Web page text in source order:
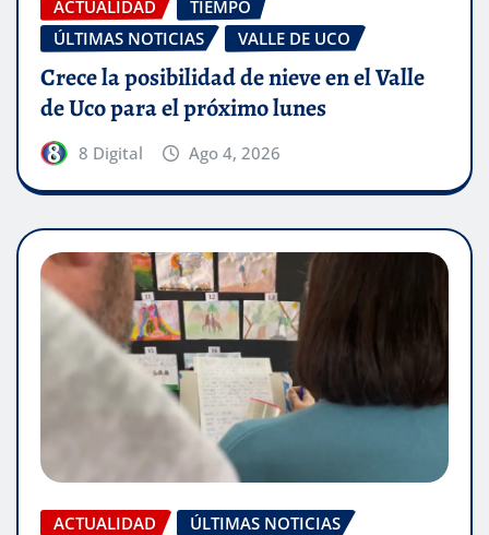
ACTUALIDAD
TIEMPO
ÚLTIMAS NOTICIAS
VALLE DE UCO
Crece la posibilidad de nieve en el Valle
de Uco para el próximo lunes
8 Digital Ago 4, 2026
ACTUALIDAD
ÚLTIMAS NOTICIAS